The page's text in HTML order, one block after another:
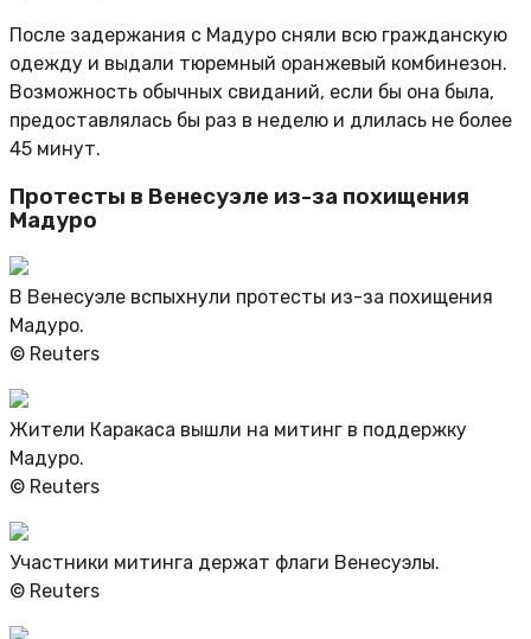
После задержания с Мадуро сняли всю гражданскую
одежду и выдали тюремный оранжевый комбинезон.
Возможность обычных свиданий, если бы она была,
предоставлялась бы раз в неделю и длилась не более
45 минут.
Протесты в Венесуэле из-за похищения
Мадуро
В Венесуэле вспыхнули протесты из-за похищения
Мадуро.
© Reuters
Жители Каракаса вышли на митинг в поддержку
Мадуро.
© Reuters
Участники митинга держат флаги Венесуэлы.
© Reuters